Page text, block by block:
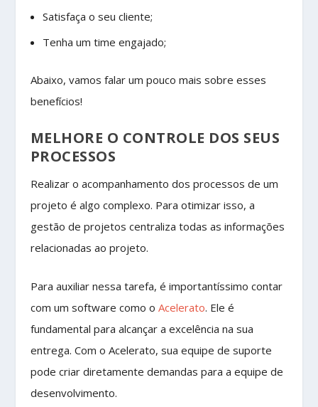
Satisfaça o seu cliente;
Tenha um time engajado;
Abaixo, vamos falar um pouco mais sobre esses
benefícios!
MELHORE O CONTROLE DOS SEUS
PROCESSOS
Realizar o acompanhamento dos processos de um
projeto é algo complexo. Para otimizar isso, a
gestão de projetos centraliza todas as informações
relacionadas ao projeto.
Para auxiliar nessa tarefa, é importantíssimo contar
com um software como o Acelerato. Ele é
fundamental para alcançar a excelência na sua
entrega. Com o Acelerato, sua equipe de suporte
pode criar diretamente demandas para a equipe de
desenvolvimento.